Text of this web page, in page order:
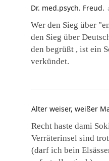
Dr. med.psych. Freud.
Wer den Sieg über
den Sieg über
den begrüßt , ist ein
verkündet.
Alter weiser, weißer
Recht haste dami
Verräterinsel sind
(darf ich bein